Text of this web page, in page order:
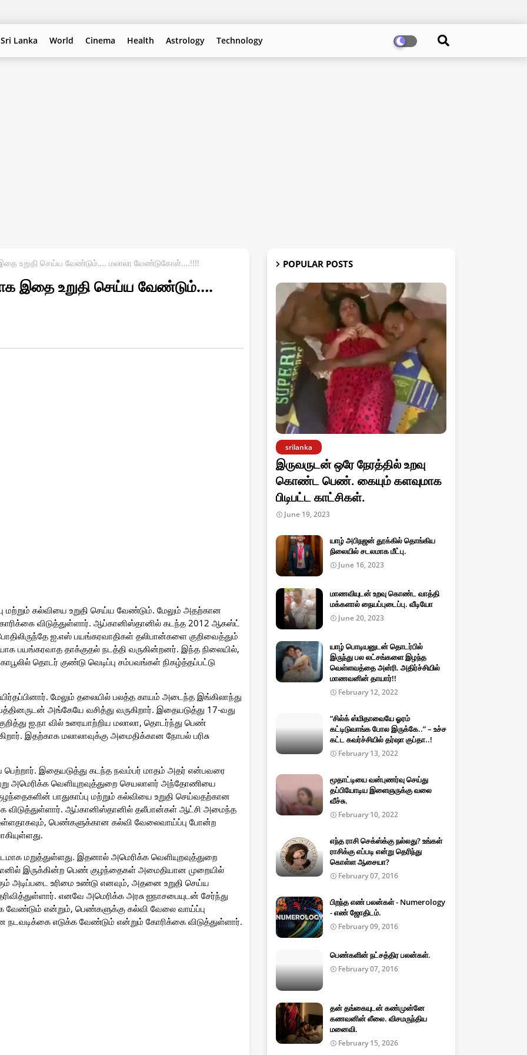
Sri Lanka World Cinema Health Astrology Technology
உறுதி செய்ய வேண்டும்…. மலாலா வேண்டுகோள்….!!!!
இதை உறுதி செய்ய வேண்டும்….
கல்வியை உறுதி செய்ய வேண்டும். மேலும் அதற்கான
விடுத்துள்ளார். ஆப்கானிஸ்தானில் கடந்த 2012 ஆகஸ்ட்
ஐ.எஸ் பயங்கரவாதிகள் தலிபான்களை குறிவைத்தும்
பயங்கரவாத தாக்குதல் நடத்தி வருகின்றனர். இந்த நிலையில்,
தொடர் குண்டு வெடிப்பு சம்பவங்கள் நிகழ்த்தப்பட்டு
மேலும் தலையில் பலத்த காயம் அடைந்த இங்கிலாந்து
அங்கேயே வசித்து வருகிறார். இதையடுத்து 17-வது
ஐ.நா வில் உரையாற்றிய மலாலா, தொடர்ந்து பெண்
இதற்காக மலாலாவுக்கு அமைதிக்கான நோபல் பரிசு
இதையடுத்து கடந்த நவம்பர் மாதம் அதர் என்பவரை
அமெரிக்க வெளியுறவுத்துறை செயலாளர் அந்தோணியை
பாதுகாப்பு மற்றும் கல்வியை உறுதி செய்வதற்கான
விடுத்துள்ளார். ஆப்கானிஸ்தானில் தலீபான்கள் ஆட்சி அமைந்த
பெண்களுக்கான கல்வி வேலைவாய்ப்பு போன்ற
மறுத்துள்ளது. இதனால் அமெரிக்க வெளியுறவுத்துறை
இருக்கின்ற பெண் குழந்தைகள் அமைதியான முறையில்
அடிப்படை உரிமை உண்டு எனவும், அதனை உறுதி செய்ய
எனவே அமெரிக்க அரசு ஐநாசபையுடன் சேர்ந்து
என்றும், பெண்களுக்கு கல்வி வேலை வாய்ப்பு
நடவடிக்கை எடுக்க வேண்டும் என்றும் கோரிக்கை விடுத்துள்ளார்.
POPULAR POSTS
srilanka
இருவருடன் ஒரே நேரத்தில் உறவு
கொண்ட பெண். கையும் களவுமாக
பிடிபட்ட காட்சிகள்.
June 19, 2023
யாழ் அபிநஜன் தூக்கில் தொங்கிய
நிலையில் சடலமாக மீட்பு.
June 16, 2023
மாணவியுடன் உறவு கொண்ட வாத்தி
மக்களால் நையப்புடைப்பு. வீடியோ
June 20, 2023
யாழ் பொடியனுடன் தொடர்பில்
இருந்து பல லட்சங்களை இழந்த
வெள்ளவத்தை அன்ரி. அதிர்ச்சியில்
மாணவனின் தாயார்!!
February 12, 2022
“சில்க் ஸ்மிதாவையே ஓரம்
கட்டிடுவாங்க போல இருக்கே..” – உச்ச
கட்ட கவர்ச்சியில் தர்ஷா குப்தா..!
February 13, 2022
மூதாட்டியை வன்புணர்வு செய்து
தப்பியோடிய இளைஞருக்கு வலை
வீச்சு.
February 10, 2022
எந்த ராசி செக்ஸ்க்கு நல்லது? உங்கள்
ராசிக்கு எப்படி என்று தெரிந்து
கொள்ள ஆசையா?
February 07, 2016
பிறந்த எண் பலன்கள் - Numerology
- எண் ஜோதிடம்.
February 09, 2016
பெண்களின் நட்சத்திர பலன்கள்.
February 07, 2016
தன் தங்கையுடன் கண்முன்னே
கணவனின் லீலை. விசமருந்திய
மனைவி.
February 15, 2026